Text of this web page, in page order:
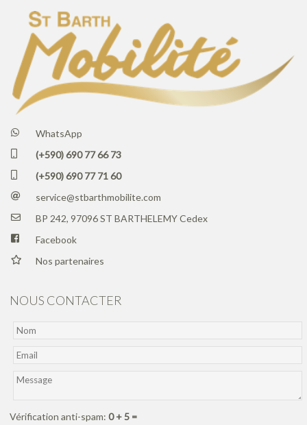
WhatsApp
(+590) 690 77 66 73
(+590) 690 77 71 60
service@stbarthmobilite.com
BP 242, 97096 ST BARTHELEMY Cedex
Facebook
Nos partenaires
NOUS CONTACTER
Vérification anti-spam:0 + 5 =